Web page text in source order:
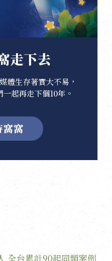
走下去
體生存著實大不易，
起再走下個10年。
窩窩
全台累計90起同類案例